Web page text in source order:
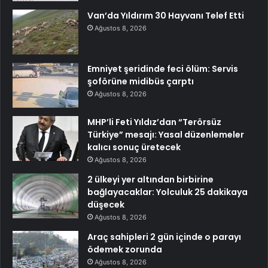
Van’da Yıldırım 30 Hayvanı Telef Etti
Ağustos 8, 2026
Emniyet şeridinde feci ölüm: Servis
şoförüne midibüs çarptı
Ağustos 8, 2026
MHP’li Feti Yıldız’dan “Terörsüz
Türkiye” mesajı: Yasal düzenlemeler
kalıcı sonuç üretecek
Ağustos 8, 2026
2 ülkeyi yer altından birbirine
bağlayacaklar: Yolculuk 25 dakikaya
düşecek
Ağustos 8, 2026
Araç sahipleri 2 gün içinde o parayı
ödemek zorunda
Ağustos 8, 2026